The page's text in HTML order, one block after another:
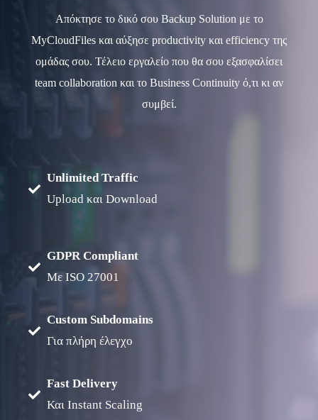
Απόκτησε το δικό σου Backup Solution με το
MyCloudFiles και αύξησε productivity και efficiency της
ομάδας σου. Τέλειο εργαλείο που θα σου εξασφαλίσει
team collaboration και το Business Continuity ό,τι κι αν
συμβεί.
Unlimited Traffic
Upload και Download
GDPR Compliant
Με ISO 27001
Custom Subdomains
Για πλήρη έλεγχο
Fast Delivery
Και Instant Scaling